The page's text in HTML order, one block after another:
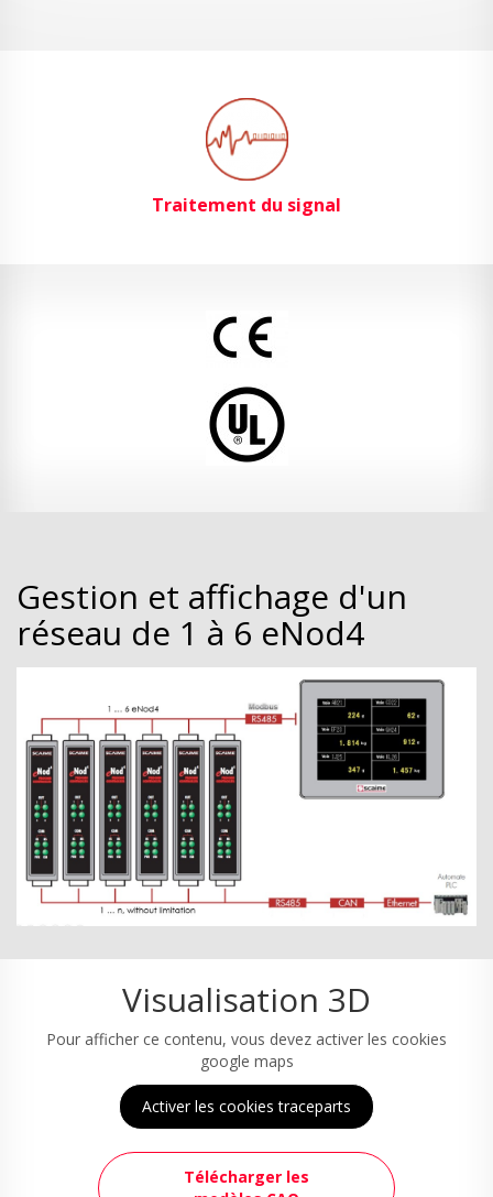
Traitement du signal
Gestion et affichage d'un
réseau de 1 à 6 eNod4
Visualisation 3D
Pour afficher ce contenu, vous devez activer les cookies
google maps
Activer les cookies traceparts
Télécharger les